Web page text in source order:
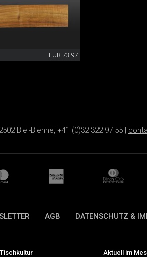
EUR 73.97
Biel-Bienne, +41 (0)32 322 97 55 |
AGB DATENSCHUTZ &
Aktuell im